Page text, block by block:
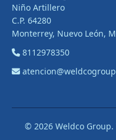
Niño Artillero
C.P. 64280
Monterrey, Nuevo León,
8112978350
© 2026 Weldco